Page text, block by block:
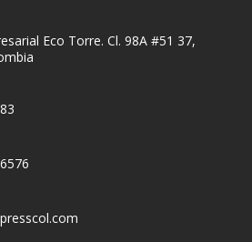
Eco Torre. Cl. 98A #51 37,